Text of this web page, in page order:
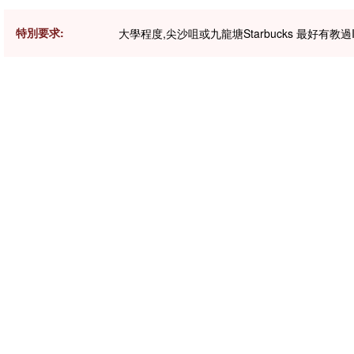
特別要求: 大學程度,尖沙咀或九龍塘Starbucks 最好有教